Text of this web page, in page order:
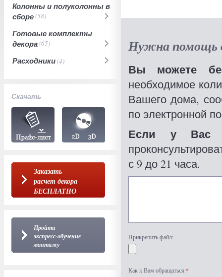
Колонны и полуколонны в
сборе(58)
Готовые комплекты
декора(65)
Расходники(4)
Скачать
Заказать
расчет декора
БЕСПЛАТНО
Пройти
экспресс-обучение
монтажу
Нужна помощь
Вы можете
необходимое
Вашего дома,
по электронной
Если у Вас
с 9 до 21 часа.
Прикрепить файл:
Как к Вам обращаться:*